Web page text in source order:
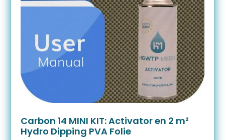
Carbon 14 MINI KIT: Activator en 2 m²
Hydro Dipping PVA Folie